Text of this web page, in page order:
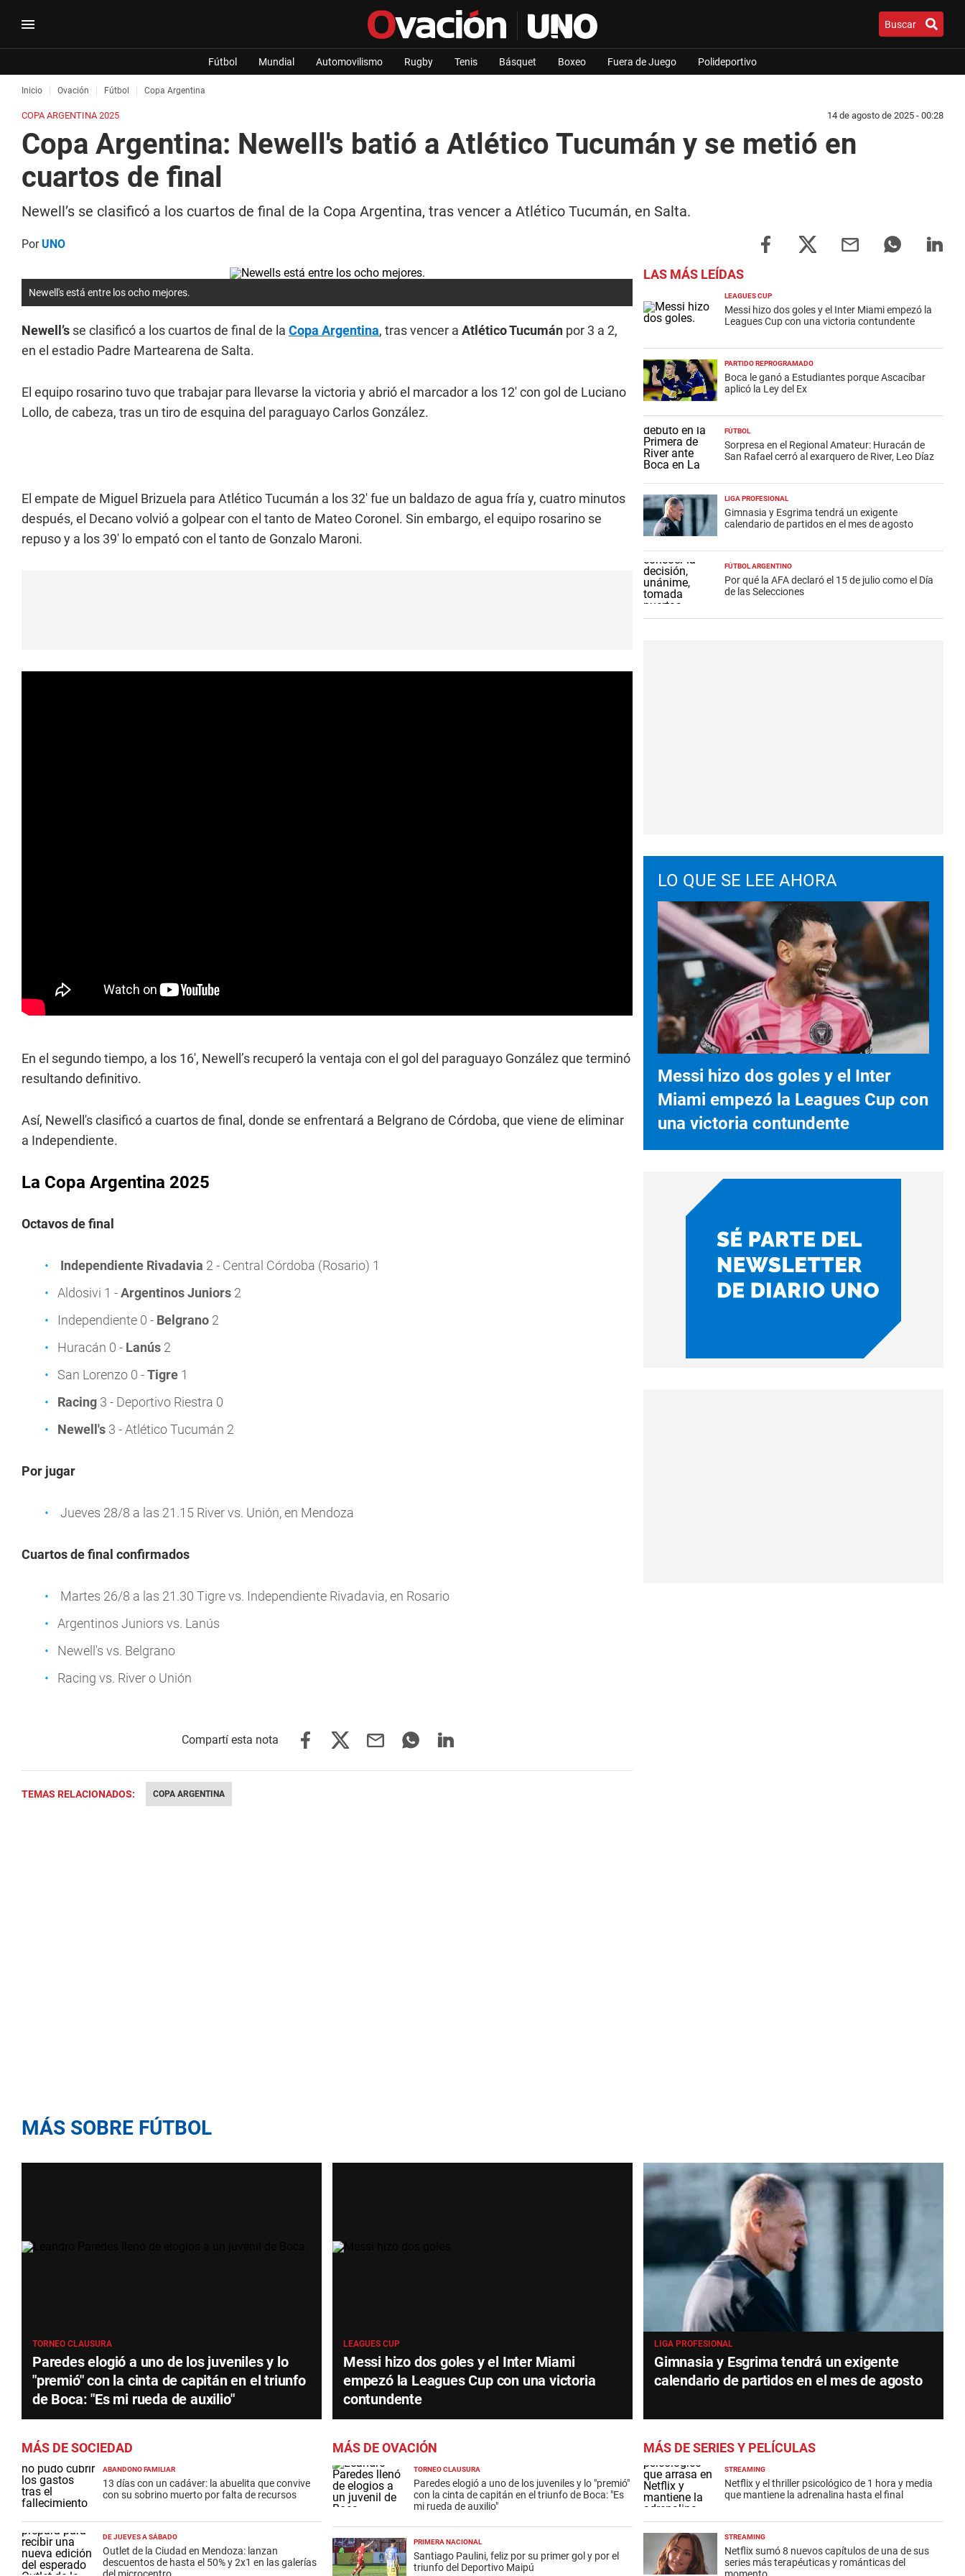
Buscar
Fútbol Mundial Automovilismo Rugby Tenis Básquet Boxeo Fuera de Juego Polideportivo
Inicio Ovación Fútbol Copa Argentina
COPA ARGENTINA 2025 14 de agosto de 2025 - 00:28
Copa Argentina: Newell's batió a Atlético Tucumán y se metió en
cuartos de final
Newell’s se clasificó a los cuartos de final de la Copa Argentina, tras vencer a Atlético Tucumán, en Salta.
PorUNO
Newell's está entre los ocho mejores.
Newell’s se clasificó a los cuartos de final de la Copa Argentina, tras vencer a Atlético Tucumán por 3 a 2,
en el estadio Padre Martearena de Salta.
El equipo rosarino tuvo que trabajar para llevarse la victoria y abrió el marcador a los 12' con gol de Luciano
Lollo, de cabeza, tras un tiro de esquina del paraguayo Carlos González.
El empate de Miguel Brizuela para Atlético Tucumán a los 32' fue un baldazo de agua fría y, cuatro minutos
después, el Decano volvió a golpear con el tanto de Mateo Coronel. Sin embargo, el equipo rosarino se
repuso y a los 39' lo empató con el tanto de Gonzalo Maroni.
En el segundo tiempo, a los 16', Newell’s recuperó la ventaja con el gol del paraguayo González que terminó
resultando definitivo.
Así, Newell's clasificó a cuartos de final, donde se enfrentará a Belgrano de Córdoba, que viene de eliminar
a Independiente.
La Copa Argentina 2025
Octavos de final
Independiente Rivadavia 2 - Central Córdoba (Rosario) 1
Aldosivi 1 -Argentinos Juniors 2
Independiente 0 - Belgrano 2
Huracán 0 - Lanús 2
San Lorenzo 0 -Tigre 1
Racing 3 - Deportivo Riestra 0
Newell's 3 - Atlético Tucumán 2
Por jugar
Jueves 28/8 a las 21.15 River vs. Unión, en Mendoza
Cuartos de final confirmados
Martes 26/8 a las 21.30 Tigre vs. Independiente Rivadavia, en Rosario
Argentinos Juniors vs. Lanús
Newell's vs. Belgrano
Racing vs. River o Unión
TEMAS RELACIONADOS: COPA ARGENTINA
LAS MÁS LEÍDAS
LEAGUES CUP
Messi hizo dos goles y el Inter Miami empezó la
Leagues Cup con una victoria contundente
PARTIDO REPROGRAMADO
Boca le ganó a Estudiantes porque Ascacíbar
aplicó la Ley del Ex
FÚTBOL
Sorpresa en el Regional Amateur: Huracán de
San Rafael cerró al exarquero de River, Leo Díaz
LIGA PROFESIONAL
Gimnasia y Esgrima tendrá un exigente
calendario de partidos en el mes de agosto
FÚTBOL ARGENTINO
Por qué la AFA declaró el 15 de julio como el Día
de las Selecciones
LO QUE SE LEE AHORA
Messi hizo dos goles y el Inter
Miami empezó la Leagues Cup con
una victoria contundente
MÁS SOBRE FÚTBOL
TORNEO CLAUSURA
Paredes elogió a uno de los juveniles y lo
"premió" con la cinta de capitán en el triunfo
de Boca: "Es mi rueda de auxilio"
LEAGUES CUP
Messi hizo dos goles y el Inter Miami
empezó la Leagues Cup con una victoria
contundente
LIGA PROFESIONAL
Gimnasia y Esgrima tendrá un exigente
calendario de partidos en el mes de agosto
MÁS DE SOCIEDAD
ABANDONO FAMILIAR
13 días con un cadáver: la abuelita que convive
con su sobrino muerto por falta de recursos
DE JUEVES A SÁBADO
Outlet de la Ciudad en Mendoza: lanzan
descuentos de hasta el 50% y 2x1 en las galerías
del microcentro
MÁS DE OVACIÓN
TORNEO CLAUSURA
Paredes elogió a uno de los juveniles y lo "premió"
con la cinta de capitán en el triunfo de Boca: "Es
mi rueda de auxilio"
PRIMERA NACIONAL
Santiago Paulini, feliz por su primer gol y por el
triunfo del Deportivo Maipú
MÁS DE SERIES Y PELÍCULAS
STREAMING
Netflix y el thriller psicológico de 1 hora y media
que mantiene la adrenalina hasta el final
STREAMING
Netflix sumó 8 nuevos capítulos de una de sus
series más terapéuticas y románticas del
momento